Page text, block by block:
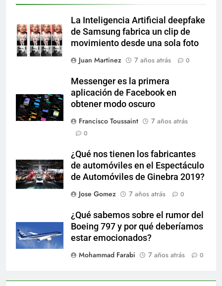
La Inteligencia Artificial deepfake
de Samsung fabrica un clip de
movimiento desde una sola foto
Juan Martinez
7 años atrás 0
Messenger es la primera
aplicación de Facebook en
obtener modo oscuro
Francisco Toussaint
7 años atrás
0
¿Qué nos tienen los fabricantes
de automóviles en el Espectáculo
de Automóviles de Ginebra 2019?
Jose Gomez
7 años atrás 0
¿Qué sabemos sobre el rumor del
Boeing 797 y por qué deberíamos
estar emocionados?
Mohammad Farabi
7 años atrás 0